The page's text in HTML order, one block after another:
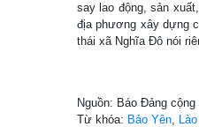
say lao động, sản
địa phương xây dựng
thái xã Nghĩa Đô nói
Nguồn: Báo Đảng
Từ khóa: Bảo Yên,